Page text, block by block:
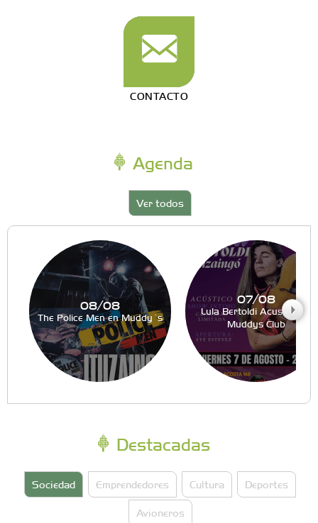
CONTACTO
Agenda
Ver todos
08/08
The Police Men en Muddy´s
07/08
Lula Bertoldi Acustico en
Muddys Club
Destacadas
Sociedad Emprendedores Cultura Deportes
Avioneros